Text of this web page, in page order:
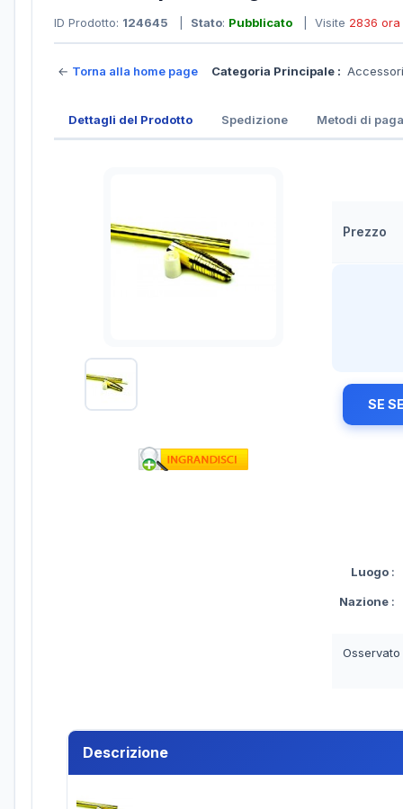
ID Prodotto: 124645 Stato: Pubblicato | Visite 2836 ora
← Torna alla home page Categoria Principale :
Dettagli del Prodotto Spedizione Metodi di
Prezzo
SE
Luogo :
Nazione :
Descrizione